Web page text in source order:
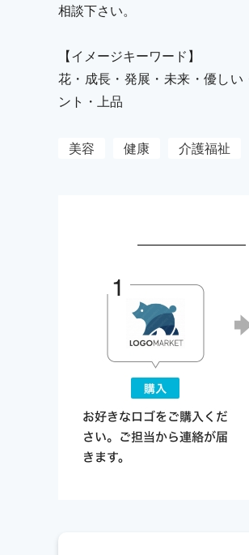
相談下さい。
【イメージキーワード】
花・成長・発展・未来・優し
ント・上品
美容 健康 介護福祉